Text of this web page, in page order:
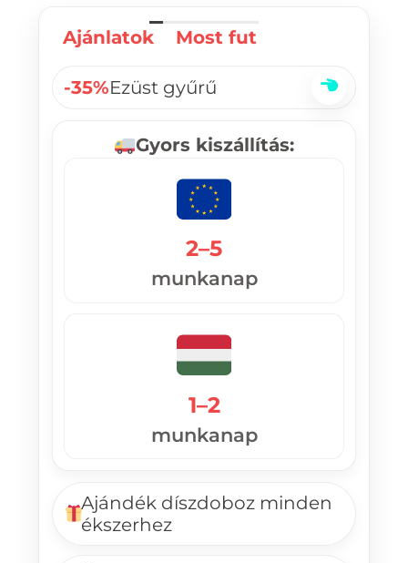
Ajánlatok Most fut
-35%Ezüst gyűrű
Gyors kiszállítás:
1–2
munkanap
2–5
munkanap
Ajándék díszdoboz minden
ékszerhez